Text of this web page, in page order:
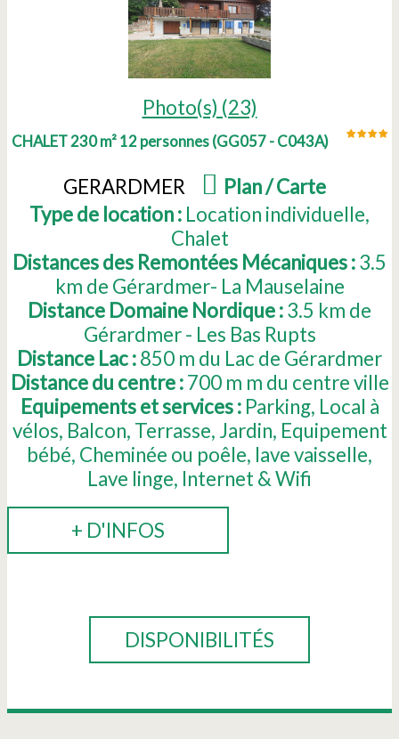
Photo(s) (23)
CHALET 230 m² 12 personnes(GG057 - C043A)
GERARDMER Plan / Carte)
Type de location : Location individuelle
Chalet
Distances des Remontées Mécaniques :3.5
km de Gérardmer- La Mauselaine
Distance Domaine Nordique :3.5 km de
Gérardmer - Les Bas Rupts
Distance Lac :850 m du Lac de Gérardmer
Distance du centre : 700 m m du centre ville
Equipements et services : Parking Local à
vélos Balcon Terrasse Jardin Equipement
bébé Cheminée ou poêle lave vaisselle
Lave linge Internet & Wifi
+ D'INFOS
DISPONIBILITÉS